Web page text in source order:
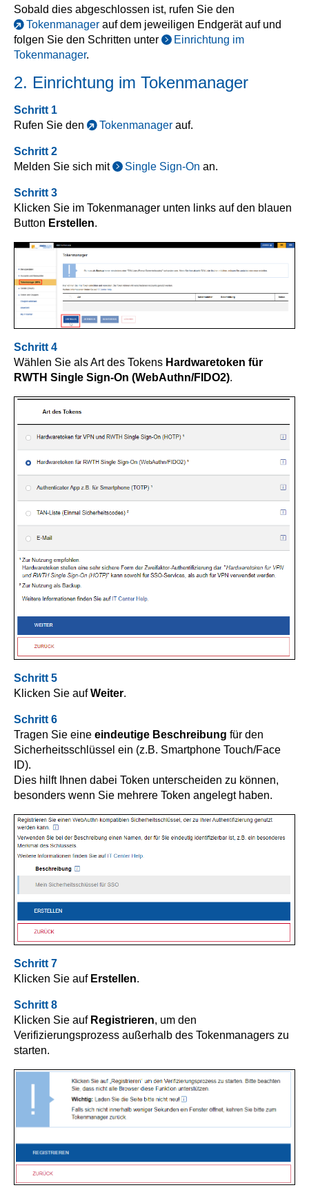
Sobald dies abgeschlossen ist, rufen Sie den
Tokenmanager auf dem jeweiligen Endgerät auf und
folgen Sie den Schritten unter
Einrichtung im
Tokenmanager.
2. Einrichtung im Tokenmanager
Schritt 1
Rufen Sie den
Tokenmanager auf.
Schritt 2
Melden Sie sich mit
Single Sign-On an.
Schritt 3
Klicken Sie im Tokenmanager unten links auf den blauen
Button Erstellen.
Schritt 4
Wählen Sie als Art des Tokens Hardwaretoken für
RWTH Single Sign-On (WebAuthn/FIDO2).
Schritt 5
Klicken Sie aufWeiter.
Schritt 6
Tragen Sie eine eindeutige Beschreibung für den
Sicherheitsschlüssel ein (z.B. Smartphone Touch/Face
ID).
Dies hilft Ihnen dabei Token unterscheiden zu können,
besonders wenn Sie mehrere Token angelegt haben.
Schritt 7
Klicken Sie auf Erstellen.
Schritt 8
Klicken Sie auf Registrieren, um den
Verifizierungsprozess außerhalb des Tokenmanagers zu
starten.